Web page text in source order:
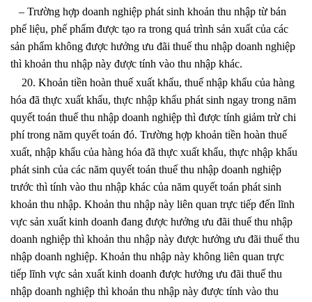
– Trường hợp doanh nghiệp phát sinh khoản thu nhập từ bán
phế liệu, phế phẩm được tạo ra trong quá trình sản xuất của các
sản phẩm không được hưởng ưu đãi thuế thu nhập doanh nghiệp
thì khoản thu nhập này được tính vào thu nhập khác.
20. Khoản tiền hoàn thuế xuất khẩu, thuế nhập khẩu của hàng
hóa đã thực xuất khẩu, thực nhập khẩu phát sinh ngay trong năm
quyết toán thuế thu nhập doanh nghiệp thì được tính giảm trừ chi
phí trong năm quyết toán đó. Trường hợp khoản tiền hoàn thuế
xuất, nhập khẩu của hàng hóa đã thực xuất khẩu, thực nhập khẩu
phát sinh của các năm quyết toán thuế thu nhập doanh nghiệp
trước thì tính vào thu nhập khác của năm quyết toán phát sinh
khoản thu nhập. Khoản thu nhập này liên quan trực tiếp đến lĩnh
vực sản xuất kinh doanh đang được hưởng ưu đãi thuế thu nhập
doanh nghiệp thì khoản thu nhập này được hưởng ưu đãi thuế thu
nhập doanh nghiệp. Khoản thu nhập này không liên quan trực
tiếp lĩnh vực sản xuất kinh doanh được hưởng ưu đãi thuế thu
nhập doanh nghiệp thì khoản thu nhập này được tính vào thu